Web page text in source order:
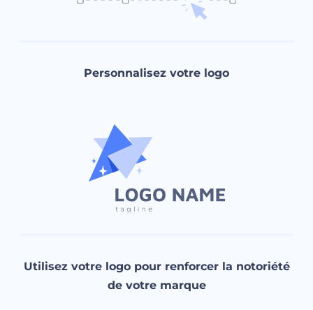
Personnalisez votre logo
Utilisez votre logo pour renforcer la notoriété
de votre marque